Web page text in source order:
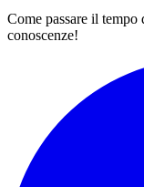
Come passare il
conoscenze!